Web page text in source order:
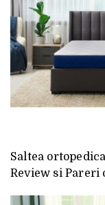
Saltea
Review si Pareri